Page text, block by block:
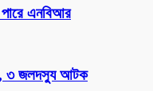
এনবিআর
৩ জলদস্যু আটক